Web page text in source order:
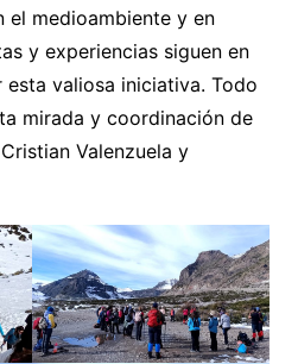
el medioambiente y en
y experiencias siguen en
valiosa iniciativa. Todo
mirada y coordinación de
Valenzuela y